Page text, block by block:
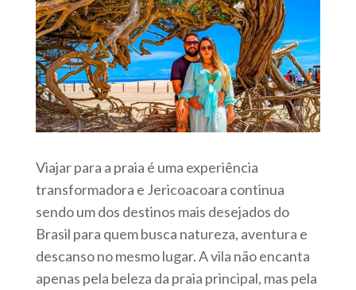
Viajar para a praia é uma experiência
transformadora e Jericoacoara continua
sendo um dos destinos mais desejados do
Brasil para quem busca natureza, aventura e
descanso no mesmo lugar. A vila não encanta
apenas pela beleza da praia principal, mas pela